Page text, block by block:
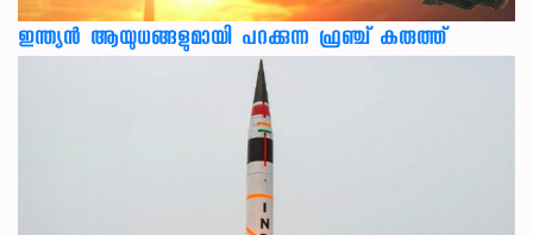
ഇന്ത്യൻ ആയുധങ്ങളുമായി പറക്കുന്ന ഫ്രഞ്ച് കരുത്ത്